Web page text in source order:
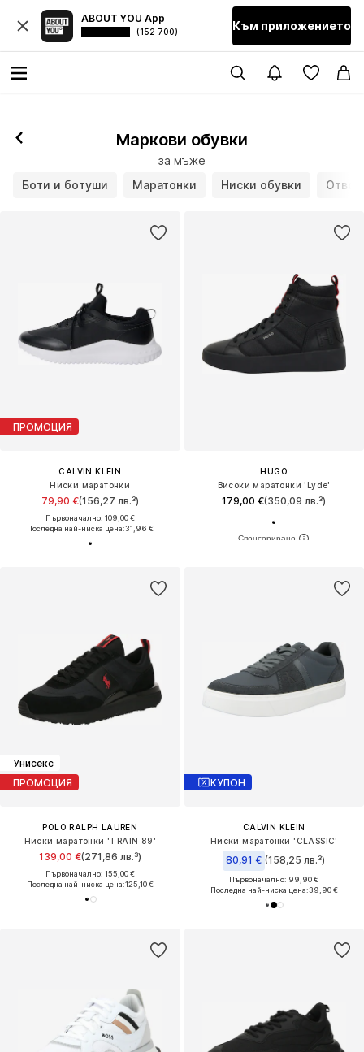
ABOUT YOU App
(152 700) Към приложението
Маркови обувки
за мъже
Боти и ботуши
Маратонки Ниски обувки
ПРОМОЦИЯ
CALVIN KLEIN
Ниски маратонки
79,90 €(156,27 лв.³)
Първоначално: 109,00 €
Последна най-ниска цена:31,96 €
HUGO
Високи маратонки 'Lyde'
179,00 €(350,09 лв.³)
Унисекс
ПРОМОЦИЯ
POLO RALPH LAUREN
Ниски маратонки 'TRAIN 89'
139,00 €(271,86 лв.³)
Първоначално: 155,00 €
Последна най-ниска цена:125,10 €
КУПОН
CALVIN KLEIN
Ниски маратонки 'CLASSIC'
80,91 € (158,25 лв.³)
Първоначално: 99,90 €
Последна най-ниска цена:39,90 €